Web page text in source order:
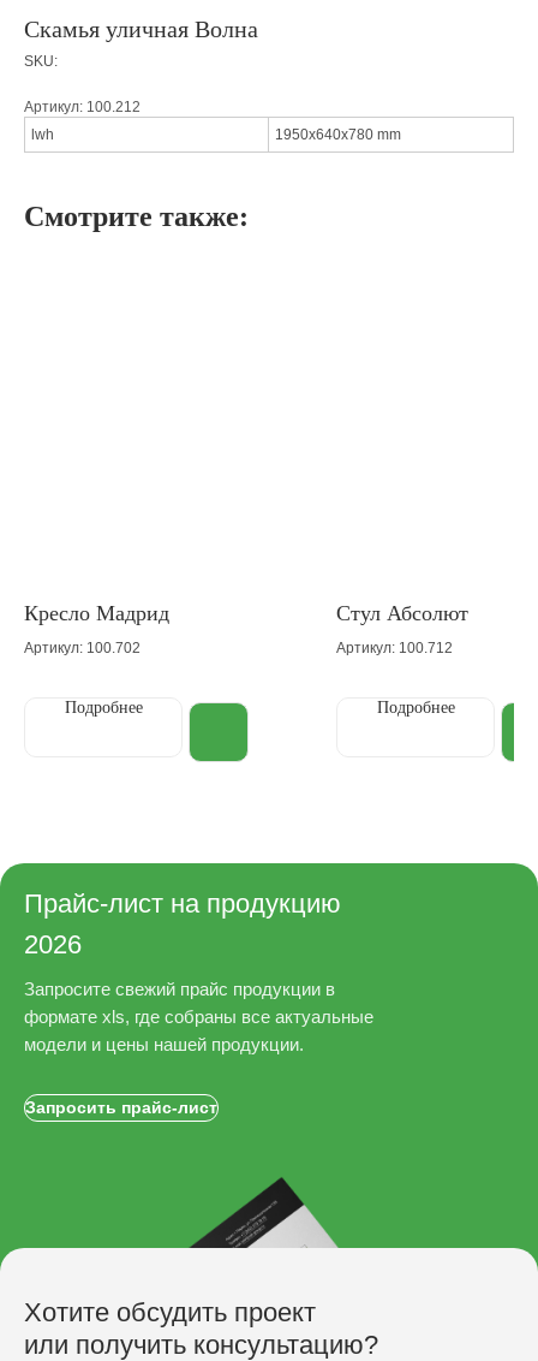
Скамья уличная Волна
SKU:
Артикул: 100.212
lwh
1950x640x780 mm
Смотрите также:
Кресло Мадрид
Артикул: 100.702
Подробнее
Стул Абсолют
Артикул: 100.712
Подробнее
Прайс-лист на продукцию
2026
Запросите свежий прайс продукции в
формате xls, где собраны все актуальные
модели и цены нашей продукции.
Запросить прайс-лист
Хотите обсудить проект
или получить консультацию?